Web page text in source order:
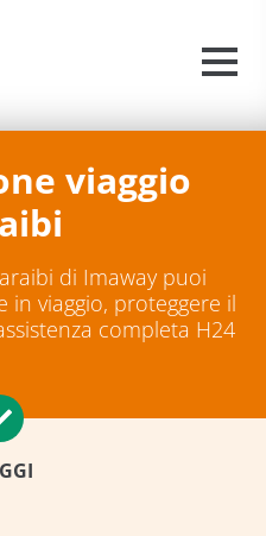
viaggio
di Imaway puoi
in viaggio, proteggere il
completa H24